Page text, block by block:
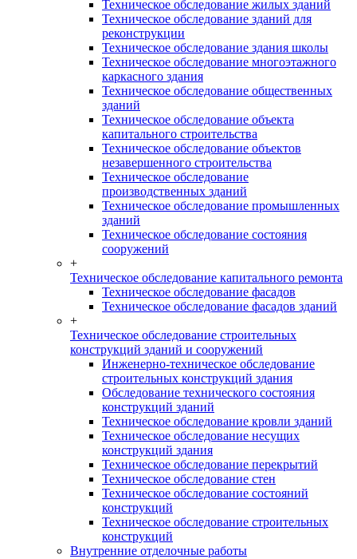
Техническое обследование жилых зданий
Техническое обследование зданий для
реконструкции
Техническое обследование здания школы
Техническое обследование многоэтажного
каркасного здания
Техническое обследование общественных
зданий
Техническое обследование объекта
капитального строительства
Техническое обследование объектов
незавершенного строительства
Техническое обследование
производственных зданий
Техническое обследование промышленных
зданий
Техническое обследование состояния
сооружений
+
Техническое обследование капитального ремонта
Техническое обследование фасадов
Техническое обследование фасадов зданий
+
Техническое обследование строительных
конструкций зданий и сооружений
Инженерно-техническое обследование
строительных конструкций здания
Обследование технического состояния
конструкций зданий
Техническое обследование кровли зданий
Техническое обследование несущих
конструкций здания
Техническое обследование перекрытий
Техническое обследование стен
Техническое обследование состояний
конструкций
Техническое обследование строительных
конструкций
Внутренние отделочные работы